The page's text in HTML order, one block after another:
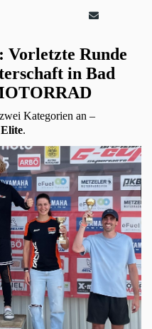
Vorletzte Runde
in Bad
Kategorien an –
.